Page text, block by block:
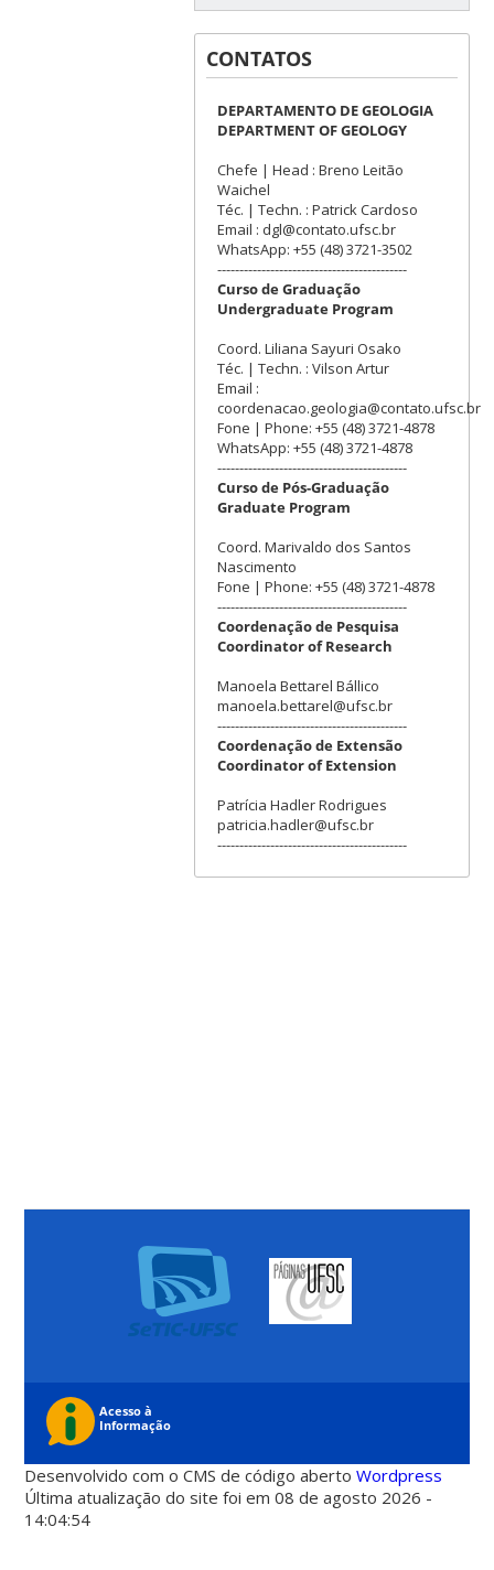
CONTATOS
DEPARTAMENTO DE GEOLOGIA
DEPARTMENT OF GEOLOGY
Chefe | Head : Breno Leitão
Waichel
Téc. | Techn. : Patrick Cardoso
Email : dgl@contato.ufsc.br
WhatsApp: +55 (48) 3721-3502
-------------------------------------------
Curso de Graduação
Undergraduate Program
Coord. Liliana Sayuri Osako
Téc. | Techn. : Vilson Artur
Email :
coordenacao.geologia@contato.ufsc.br
Fone | Phone: +55 (48) 3721-4878
WhatsApp: +55 (48) 3721-4878
-------------------------------------------
Curso de Pós-Graduação
Graduate Program
Coord. Marivaldo dos Santos
Nascimento
Fone | Phone: +55 (48) 3721-4878
-------------------------------------------
Coordenação de Pesquisa
Coordinator of Research
Manoela Bettarel Bállico
manoela.bettarel@ufsc.br
-------------------------------------------
Coordenação de Extensão
Coordinator of Extension
Patrícia Hadler Rodrigues
patricia.hadler@ufsc.br
-------------------------------------------
Desenvolvido com o CMS de código abertoWordpress
Última atualização do site foi em 08 de agosto 2026 -
14:04:54